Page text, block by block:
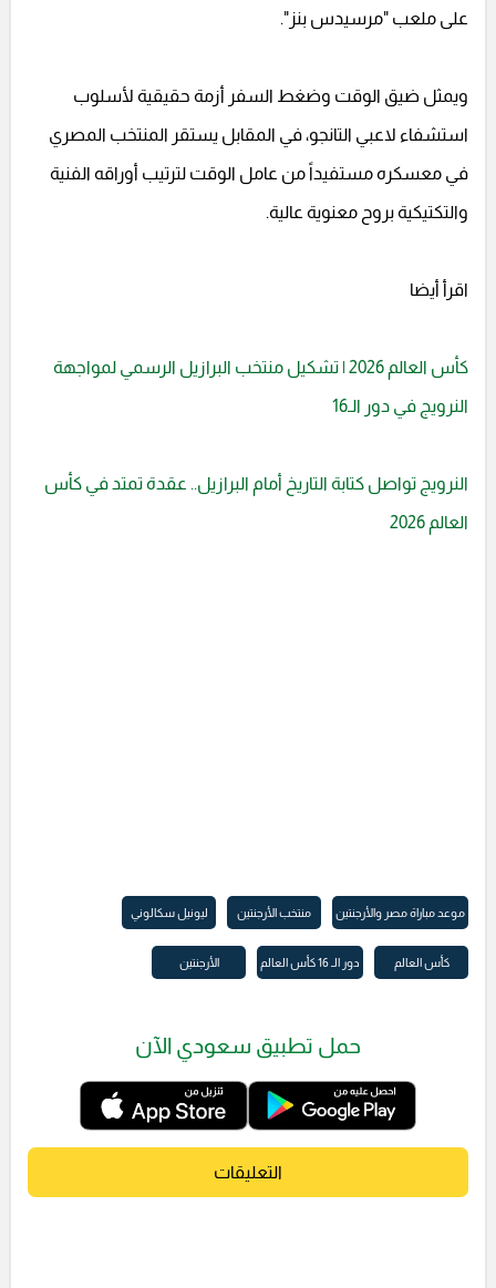
على ملعب "مرسيدس بنز".
ويمثل ضيق الوقت وضغط السفر أزمة حقيقية لأسلوب
استشفاء لاعبي التانجو، في المقابل يستقر المنتخب المصري
في معسكره مستفيداً من عامل الوقت لترتيب أوراقه الفنية
والتكتيكية بروح معنوية عالية.
اقرأ أيضا
كأس العالم 2026 | تشكيل منتخب البرازيل الرسمي لمواجهة
النرويج في دور الـ16
النرويج تواصل كتابة التاريخ أمام البرازيل.. عقدة تمتد في كأس
العالم 2026
موعد مباراة مصر والأرجنتين منتخب الأرجنتين ليونيل سكالوني
كأس العالم دور الـ 16 كأس العالم الأرجنتين
حمل تطبيق سعودي الآن
التعليقات